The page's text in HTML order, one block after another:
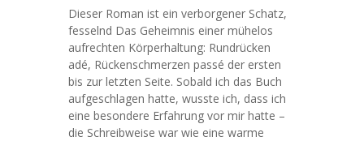
Dieser Roman ist ein verborgener Schatz,
fesselnd Das Geheimnis einer mühelos
aufrechten Körperhaltung: Rundrücken
adé, Rückenschmerzen passé der ersten
bis zur letzten Seite. Sobald ich das Buch
aufgeschlagen hatte, wusste ich, dass ich
eine besondere Erfahrung vor mir hatte –
die Schreibweise war wie eine warme